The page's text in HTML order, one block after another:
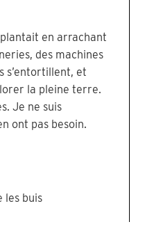
en arrachant
des machines
s’entortillent, et
la pleine terre.
Je ne suis
ont pas besoin.
les buis